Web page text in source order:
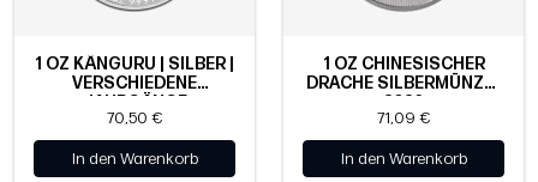
1 OZ KÄNGURU | SILBER |
VERSCHIEDENE
70,50 €
In den Warenkorb
1 OZ CHINESISCHER
DRACHE SILBERMÜNZE |
71,09 €
In den Warenkorb